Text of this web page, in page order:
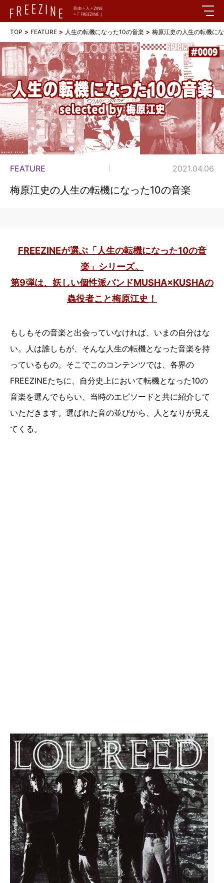
TOP FEATURE 人生の転機になった10の音楽 梅原江史の人生の転機に
FEATURE 2021.04.06
梅原江史の人生の転機になった10の音楽
FREEZINEが選ぶ「人生の転機になった10の音
楽」シリーズ。
第9弾は、妖しい個性派バンドMUSHA×KUSHAの
蟲役者こと梅原江史！
もしもその音楽と出会っていなければ、いまの自分はな
い。人は誰しもが、そんな人生の転機となった音楽を持
っているもの。そこでこのコンテンツでは、各界の
FREEZINEたちに、自分史上において転機となった10の
音楽を選んでもらい、当時のエピソードと共に紹介して
いただきます。選ばれた音の並びから、人となりが見え
てくる。